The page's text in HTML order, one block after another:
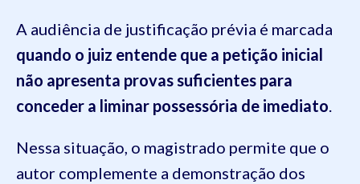
A audiência de justificação prévia é marcada
quando o juiz entende que a petição inicial
não apresenta provas suficientes para
conceder a liminar possessória de imediato.
Nessa situação, o magistrado permite que o
autor complemente a demonstração dos